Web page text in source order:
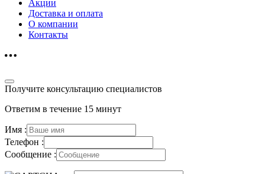
Акции
Доставка и оплата
О компании
Контакты
Получите консультацию специалистов
Ответим в течение 15 минут
Имя :
Телефон :
Сообщение :